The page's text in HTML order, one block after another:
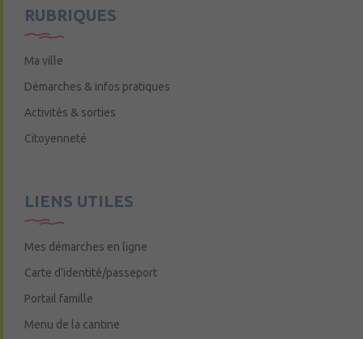
RUBRIQUES
Ma ville
Démarches & infos pratiques
Activités & sorties
Citoyenneté
LIENS UTILES
Mes démarches en ligne
Carte d’identité/passeport
Portail famille
Menu de la cantine